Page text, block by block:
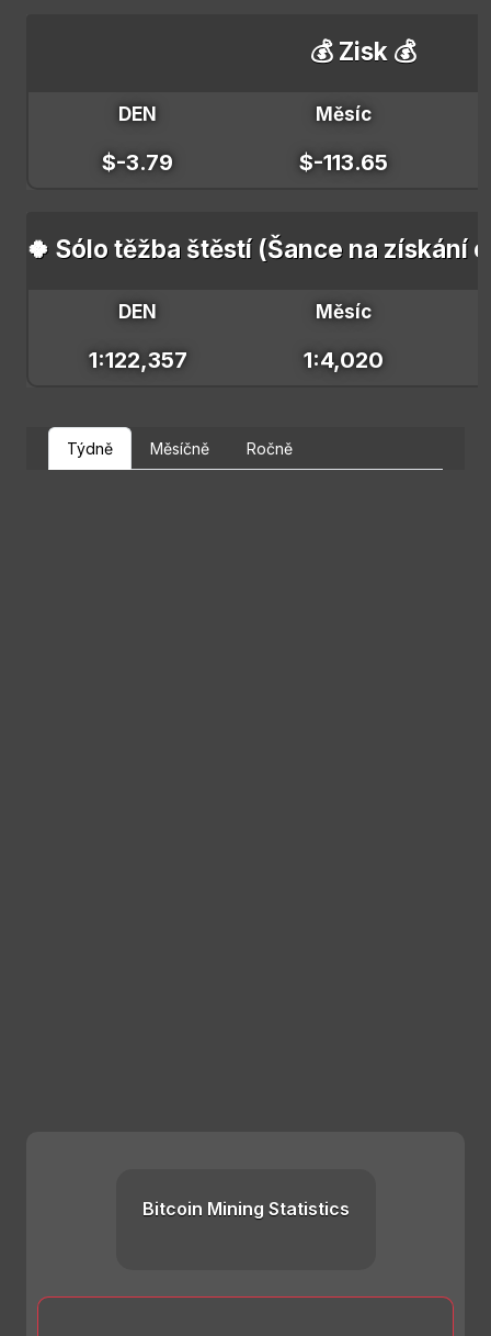
💰 Zisk 💰
DEN Měsíc
$-3.79 $-113.65
🍀 Sólo těžba štěstí (Šance na získání
DEN Měsíc
1:122,357 1:4,020
Týdně Měsíčně Ročně
Bitcoin Mining Statistics